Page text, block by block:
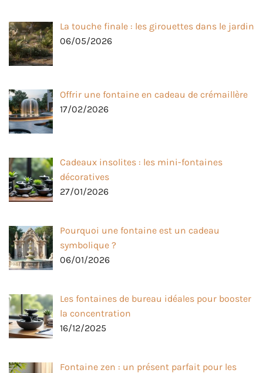
La touche finale : les girouettes dans le jardin
06/05/2026
Offrir une fontaine en cadeau de crémaillère
17/02/2026
Cadeaux insolites : les mini-fontaines
décoratives
27/01/2026
Pourquoi une fontaine est un cadeau
symbolique ?
06/01/2026
Les fontaines de bureau idéales pour booster
la concentration
16/12/2025
Fontaine zen : un présent parfait pour les